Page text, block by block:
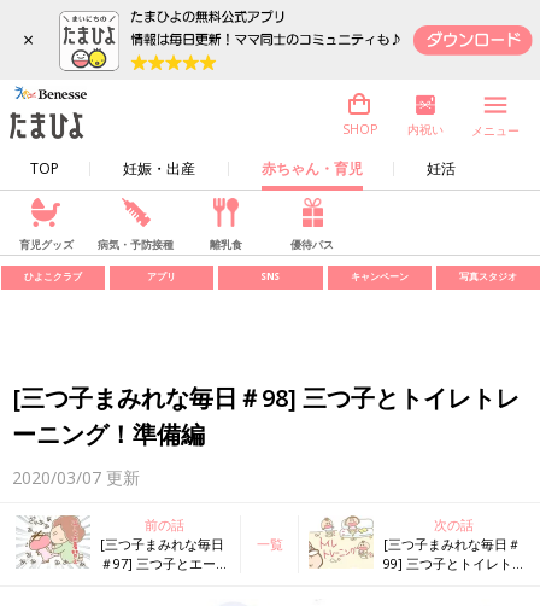
×
TOP 妊娠・出産 赤ちゃん・育児 妊活
SHOP 内祝い メニュー
育児グッズ 病気・予防接種 離乳食 優待パス
ひよこクラブ アプリ SNS キャンペーン 写真スタジオ
[三つ子まみれな毎日＃98] 三つ子とトイレトレ
ーニング！準備編
2020/03/07 更新
前の話
[三つ子まみれな毎日
＃97] 三つ子とエーの
一覧
次の話
[三つ子まみれな毎日＃
99] 三つ子とトイレト